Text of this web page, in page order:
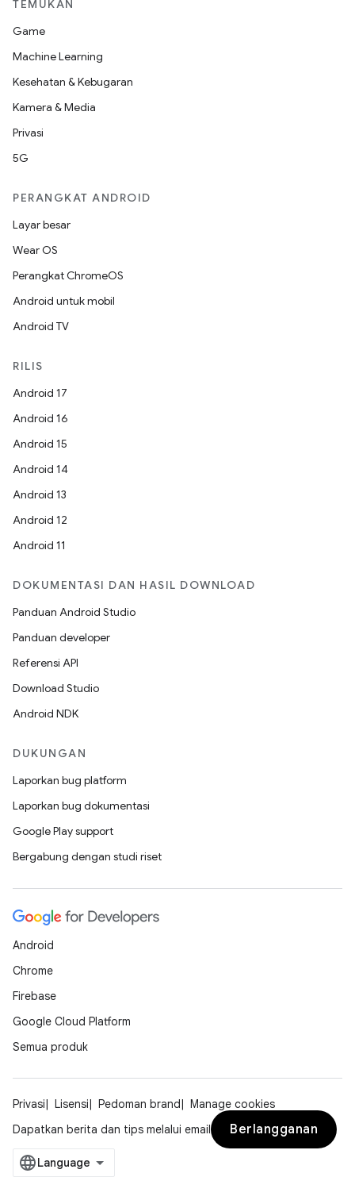
TEMUKAN
Game
Machine Learning
Kesehatan & Kebugaran
Kamera & Media
Privasi
5G
PERANGKAT ANDROID
Layar besar
Wear OS
Perangkat ChromeOS
Android untuk mobil
Android TV
RILIS
Android 17
Android 16
Android 15
Android 14
Android 13
Android 12
Android 11
DOKUMENTASI DAN HASIL DOWNLOAD
Panduan Android Studio
Panduan developer
Referensi API
Download Studio
Android NDK
DUKUNGAN
Laporkan bug platform
Laporkan bug dokumentasi
Google Play support
Bergabung dengan studi riset
Android
Chrome
Firebase
Google Cloud Platform
Semua produk
Privasi Lisensi Pedoman brand
Manage cookies
Dapatkan berita dan tips melalui email
Berlangganan